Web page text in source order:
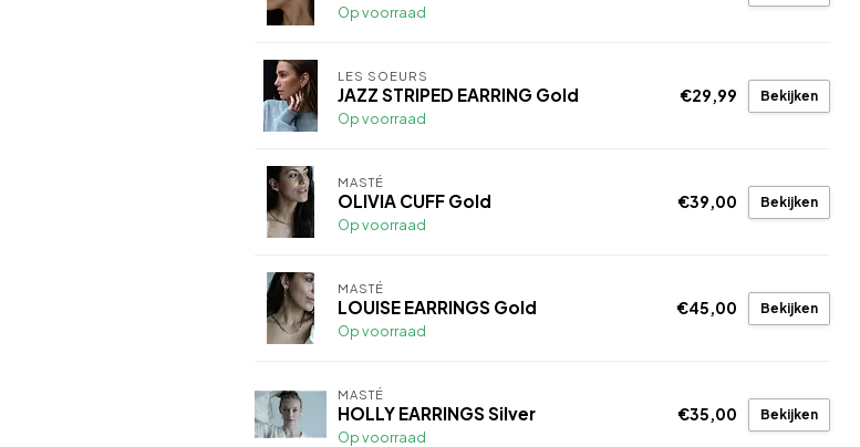
Op voorraad
LES SOEURS
JAZZ STRIPED EARRING Gold
Op voorraad
€29,99 Bekijken
MASTÉ
OLIVIA CUFF Gold
Op voorraad
€39,00 Bekijken
MASTÉ
LOUISE EARRINGS Gold
Op voorraad
€45,00 Bekijken
MASTÉ
HOLLY EARRINGS Silver
Op voorraad
€35,00 Bekijken